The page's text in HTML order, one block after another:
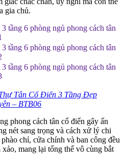
gia chủ.
Tân Cổ Điển 3 Tầng Đẹp
– BTB06
phong cách tân cổ điển gây ấn
nét sang trọng và cách xử lý chi
chỉ, cửa chính và ban công đều
mang lại tổng thể vô cùng bắt